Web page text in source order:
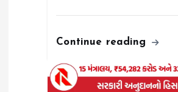
Continue reading